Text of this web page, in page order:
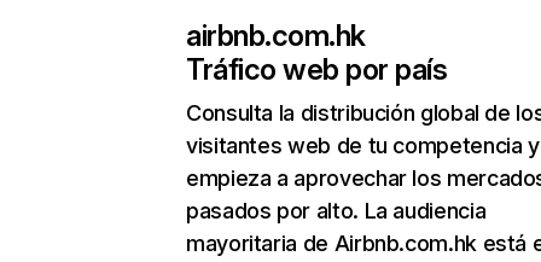
airbnb.com.hk
Tráfico web por país
Consulta la distribución global de
visitantes web de tu competencia y
empieza a aprovechar los
pasados por alto. La audiencia
mayoritaria de Airbnb.com.hk está